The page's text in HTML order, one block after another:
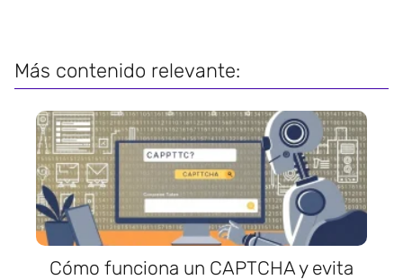
Más contenido relevante:
Cómo funciona un CAPTCHA y evita